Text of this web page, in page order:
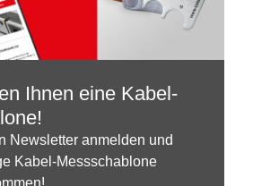
Ihnen eine Kabel-
Newsletter anmelden und
Kabel-Messschablone